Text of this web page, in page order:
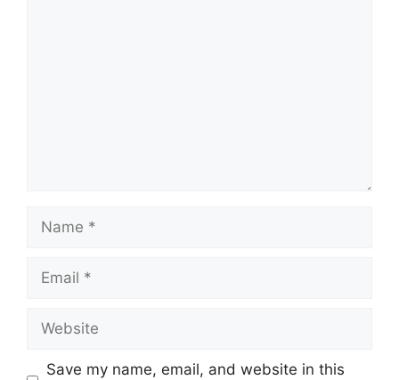
Name
Email
Website
Save my name, email, and website in this